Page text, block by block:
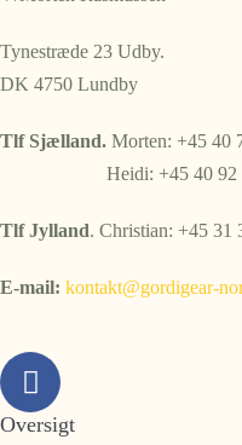
Tynestræde 23 Udby.
DK 4750 Lundby
Tlf Sjælland.
Heidi: +45 40 92
Tlf Jylland. Christian: +45 31
E-mail: kontakt@gordigear-
Oversigt